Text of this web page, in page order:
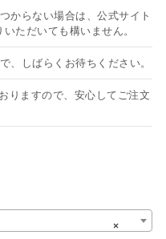
からない場合は、公式サイト
ただいても構いません。
、しばらくお待ちください。
りますので、安心してご注文
×